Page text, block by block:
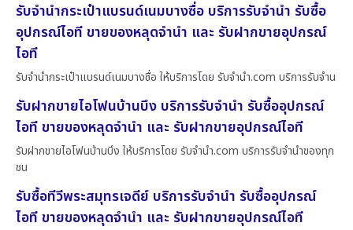
รับจำนำกระเป๋าแบรนด์เนมบางซื่อ บริการรับจำนำ รับซื้อ
อุปกรณ์ไอที ขายของหลุดจำนำ และ รับฝากขายอุปกรณ์
ไอที
รับจำนำกระเป๋าแบรนด์เนมบางซื่อ ให้บริการโดย รับจํานํา.com บริการรับจำน
รับฝากขายไอโฟนบ้านบึง บริการรับจำนำ รับซื้ออุปกรณ์
ไอที ขายของหลุดจำนำ และ รับฝากขายอุปกรณ์ไอที
รับฝากขายไอโฟนบ้านบึง ให้บริการโดย รับจํานํา.com บริการรับจำนำของทุก
ชน
รับซื้อทีวีพระสมุทรเจดีย์ บริการรับจำนำ รับซื้ออุปกรณ์
ไอที ขายของหลุดจำนำ และ รับฝากขายอุปกรณ์ไอที